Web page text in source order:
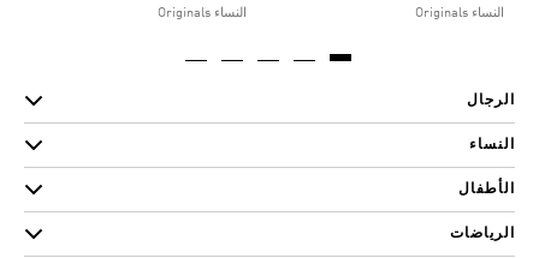
النساء Originals النساء Originals
الرجال
النساء
الأطفال
الرياضات